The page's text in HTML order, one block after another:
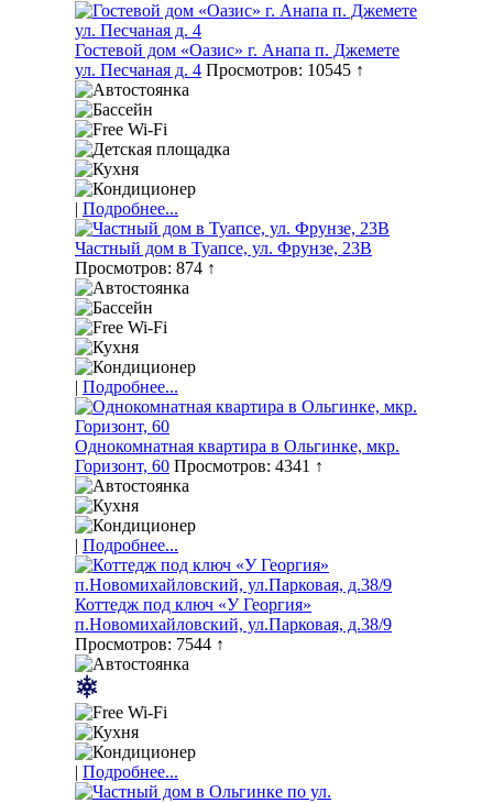
Гостевой дом «Оазис» г. Анапа п. Джемете
ул. Песчаная д. 4 Просмотров: 10545 ↑
| Подробнее...
Частный дом в Туапсе, ул. Фрунзе, 23В
Просмотров: 874 ↑
| Подробнее...
Однокомнатная квартира в Ольгинке, мкр.
Горизонт, 60 Просмотров: 4341 ↑
| Подробнее...
Коттедж под ключ «У Георгия»
п.Новомихайловский, ул.Парковая, д.38/9
Просмотров: 7544 ↑
| Подробнее...